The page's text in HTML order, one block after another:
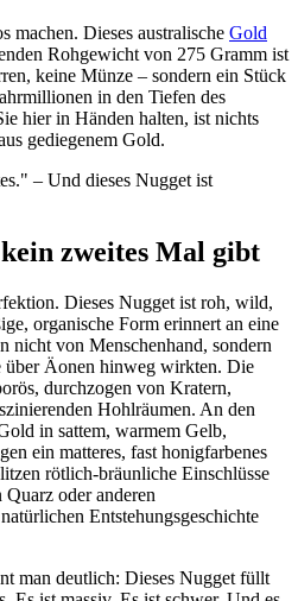
machen. Dieses australische Gold
Rohgewicht von 275 Gramm ist
keine Münze – sondern ein Stück
in den Tiefen des
hier in Händen halten, ist nichts
gediegenem Gold.
– Und dieses Nugget ist
zweites Mal gibt
Dieses Nugget ist roh, wild,
organische Form erinnert an eine
nicht von Menschenhand, sondern
über Äonen hinweg wirkten. Die
durchzogen von Kratern,
Hohlräumen. An den
in sattem, warmem Gelb,
ein matteres, fast honigfarbenes
rötlich-bräunliche Einschlüsse
oder anderen
Entstehungsgeschichte
man deutlich: Dieses Nugget füllt